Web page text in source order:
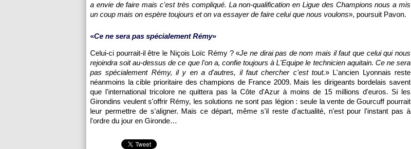
a envie de faire mais c'est très compliqué. La non-qualification en Ligue des Champions nous a mis
un coup mais on espère toujours et on va essayer de faire celui que nous voulons», poursuit Pavon.
«Ce ne sera pas spécialement Rémy»
Celui-ci pourrait-il être le Niçois Loïc Rémy ? «Je ne dirai pas de nom mais il faut que celui qui nous
rejoindra soit au-dessus de ce que l'on a, confie toujours à L'Equipe le technicien aquitain. Ce ne sera
pas spécialement Rémy, il y en a d'autres, il faut chercher c'est tout.» L'ancien Lyonnais reste
néanmoins la cible prioritaire des champions de France 2009. Mais les dirigeants bordelais savent
que l'international tricolore ne quittera pas la Côte d'Azur à moins de 15 millions d'euros. Si les
Girondins veulent s'offrir Rémy, les solutions ne sont pas légion : seule la vente de Gourcuff pourrait
leur permettre de s'aligner. Mais ce départ, même s'il reste d'actualité, n'est pour l'instant pas à
l'ordre du jour en Gironde…